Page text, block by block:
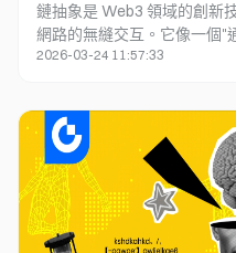
鏈抽象是 Web3 領域的創新
網路的無縫交互。它像一個"
USB 接口般輕鬆連接，用戶
合，還爲 DeFi、NFT 交易和
施。隨着 AI 技術的發展，
資產管理，推動 Web3 的大
2026-03-24 11:57:33